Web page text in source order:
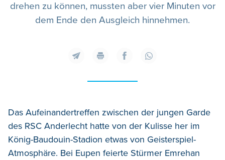
drehen zu können, mussten aber vier Minuten vor
dem Ende den Ausgleich hinnehmen.
Das Aufeinandertreffen zwischen der jungen Garde
des RSC Anderlecht hatte von der Kulisse her im
König-Baudouin-Stadion etwas von Geisterspiel-
Atmosphäre. Bei Eupen feierte Stürmer Emrehan